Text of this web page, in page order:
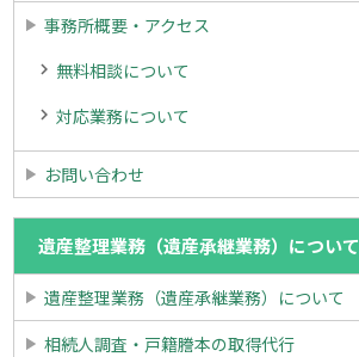
事務所概要・アクセス
無料相談について
対応業務について
お問い合わせ
遺産整理業務（遺産承継業務）について
遺産整理業務（遺産承継業務）について
相続人調査・戸籍謄本の取得代行